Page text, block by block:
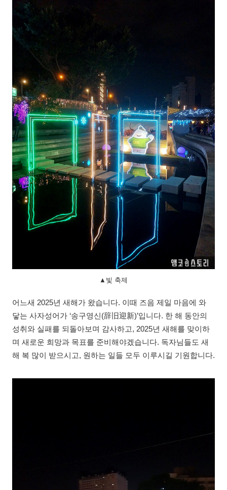
▲빛 축제
어느새 2025년 새해가 왔습니다. 이때 즈음 제일 마음에 와
닿는 사자성어가 ‘송구영신(辞旧迎新)’입니다. 한 해 동안의
성취와 실패를 되돌아보며 감사하고, 2025년 새해를 맞이하
며 새로운 희망과 목표를 준비해야겠습니다. 독자님들도 새
해 복 많이 받으시고, 원하는 일들 모두 이루시길 기원합니다.